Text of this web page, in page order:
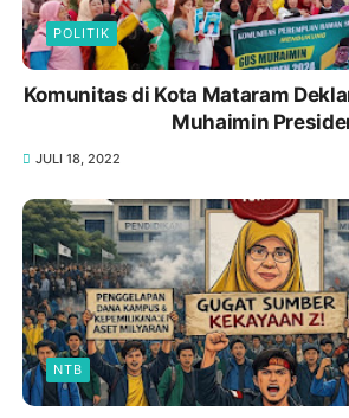
POLITIK
Komunitas di Kota Mataram
Muhaimin
JULI 18, 2022
NTB